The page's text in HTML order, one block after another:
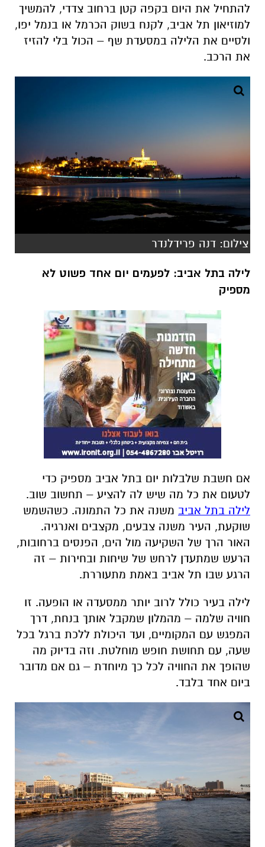
להתחיל את היום בקפה קטן ברחוב צדדי, להמשיך
למוזיאון תל אביב, לקנח בשוק הכרמל או בנמל יפו,
ולסיים את הלילה במסעדת שף – הכול בלי להזיז
את הרכב.
צילום: דנה פרידלנדר
לילה בתל אביב: לפעמים יום אחד פשוט לא
מספיק
אם חשבת שלבלות יום בתל אביב מספיק כדי
לטעום את כל מה שיש לה להציע – תחשוב שוב.
לילה בתל אביב משנה את כל התמונה. כשהשמש
שוקעת, העיר משנה צבעים, מקצבים ואנרגיה.
האור הרך של השקיעה מול הים, הפנסים ברחובות,
הרעש שמתעדן לרחש של שיחות ובחירות – זה
הרגע שבו תל אביב באמת מתעוררת.
לילה בעיר כולל לרוב יותר ממסעדה או הופעה. זו
חוויה שלמה – מהמלון שמקבל אותך בנחת, דרך
המפגש עם המקומיים, ועד היכולת ללכת ברגל בכל
שעה, עם תחושת חופש מוחלטת. וזה בדיוק מה
שהופך את החוויה לכל כך מיוחדת – גם אם מדובר
ביום אחד בלבד.